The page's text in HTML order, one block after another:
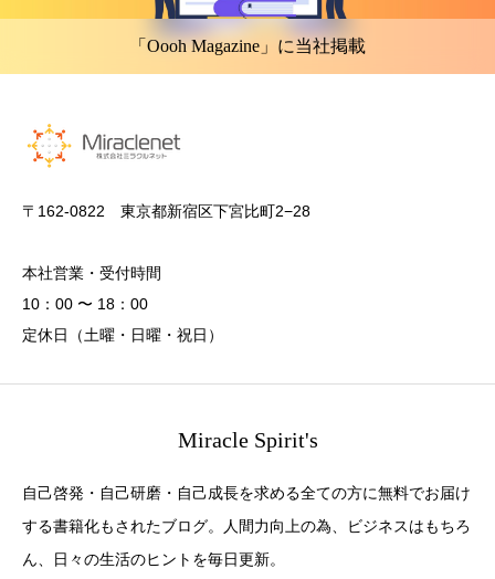
「Oooh Magazine」に当社掲載
〒162-0822 東京都新宿区下宮比町2−28
本社営業・受付時間
10：00 〜 18：00
定休日（土曜・日曜・祝日）
Miracle Spirit's
自己啓発・自己研磨・自己成長を求める全ての方に無料でお届け
する書籍化もされたブログ。人間力向上の為、ビジネスはもちろ
ん、日々の生活のヒントを毎日更新。